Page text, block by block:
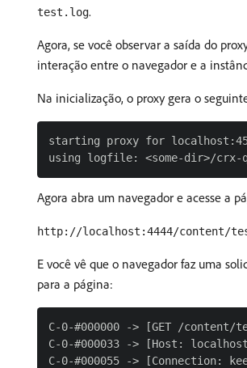
test.log.
Agora, se você observar a saída do
interação entre o navegador e a
Na inicialização, o proxy gera o
starting proxy for
Agora abra um navegador e acesse a
http://localhost:4444/content/
E você vê que o navegador faz uma
para a página:
C-0-#000000 -> [GET /content/
C-0-#000033 -> [Host:
C-0-#000055 -> [Connection: